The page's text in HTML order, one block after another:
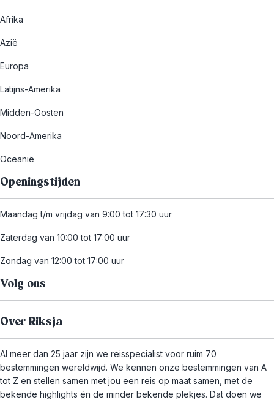
Afrika
Azië
Europa
Latijns-Amerika
Midden-Oosten
Noord-Amerika
Oceanië
Openingstijden
Maandag t/m vrijdag van 9:00 tot 17:30 uur
Zaterdag van 10:00 tot 17:00 uur
Zondag van 12:00 tot 17:00 uur
Volg ons
Over Riksja
Al meer dan 25 jaar zijn we reisspecialist voor ruim 70
bestemmingen wereldwijd. We kennen onze bestemmingen van A
tot Z en stellen samen met jou een reis op maat samen, met de
bekende highlights én de minder bekende plekjes. Dat doen we